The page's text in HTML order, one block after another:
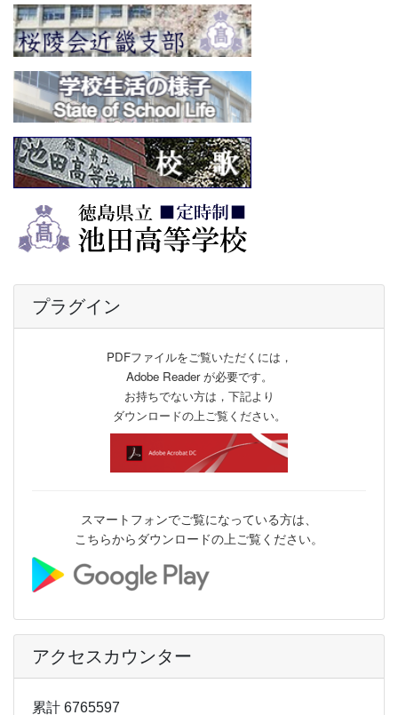
プラグイン
PDFファイルをご覧いただくには，
Adobe Reader が必要です。
お持ちでない方は，下記より
ダウンロードの上ご覧ください。
スマートフォンでご覧になっている方は、
こちらからダウンロードの上ご覧ください。
アクセスカウンター
累計 6765597